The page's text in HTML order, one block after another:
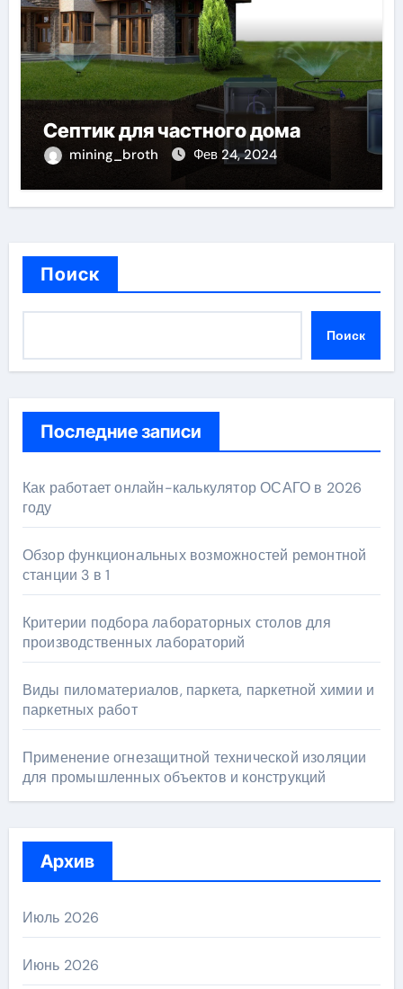
Септик для частного дома
mining_broth Фев 24, 2024
Поиск
Поиск
Последние записи
Как работает онлайн-калькулятор ОСАГО в 2026
году
Обзор функциональных возможностей ремонтной
станции 3 в 1
Критерии подбора лабораторных столов для
производственных лабораторий
Виды пиломатериалов, паркета, паркетной химии и
паркетных работ
Применение огнезащитной технической изоляции
для промышленных объектов и конструкций
Архив
Июль 2026
Июнь 2026